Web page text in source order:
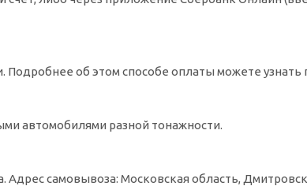
об этом способе оплаты можете узнать
автомобилями разной тонажности.
Адрес самовывоза: Московская область,